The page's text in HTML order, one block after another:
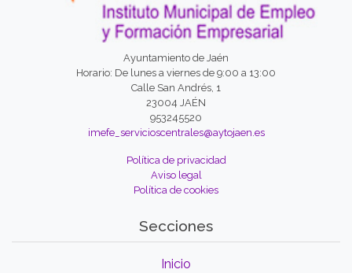
Ayuntamiento de Jaén
Horario: De lunes a viernes de 9:00 a 13:00
Calle San Andrés, 1
23004 JAÉN
953245520
imefe_servicioscentrales@aytojaen.es
Política de privacidad
Aviso legal
Política de cookies
Secciones
Inicio